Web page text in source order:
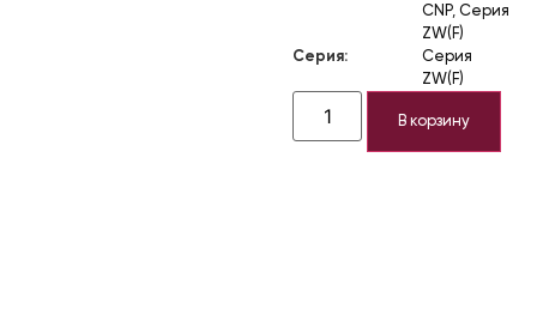
CNP, Серия
ZW(F)
Серия:
Серия
ZW(F)
В корзину